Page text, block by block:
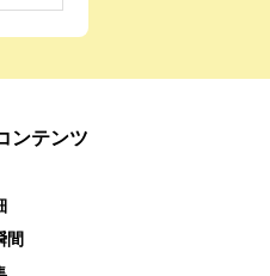
ンテンツ
間